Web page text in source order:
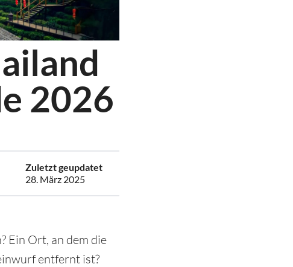
2026
Zuletzt geupdatet
28. März 2025
Ein Ort, an dem die
entfernt ist?